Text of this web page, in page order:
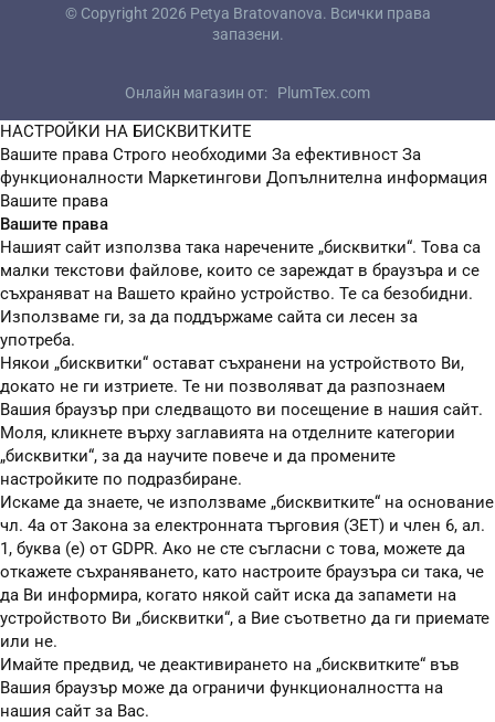
© Copyright 2026 Petya Bratovanova. Всички права
запазени.
Онлайн магазин от: PlumTex.com
НАСТРОЙКИ НА БИСКВИТКИТЕ
Вашите права Строго необходими За ефективност За
функционалности Маркетингови Допълнителна информация
Вашите права
Вашите права
Нашият сайт използва така наречените „бисквитки“. Това са
малки текстови файлове, които се зареждат в браузъра и се
съхраняват на Вашето крайно устройство. Те са безобидни.
Използваме ги, за да поддържаме сайта си лесен за
употреба.
Някои „бисквитки“ остават съхранени на устройството Ви,
докато не ги изтриете. Те ни позволяват да разпознаем
Вашия браузър при следващото ви посещение в нашия сайт.
Моля, кликнете върху заглавията на отделните категории
„бисквитки“, за да научите повече и да промените
настройките по подразбиране.
Искаме да знаете, че използваме „бисквитките“ на основание
чл. 4а от Закона за електронната търговия (ЗЕТ) и член 6, ал.
1, буква (е) от GDPR. Ако не сте съгласни с това, можете да
откажете съхраняването, като настроите браузъра си така, че
да Ви информира, когато някой сайт иска да запамети на
устройството Ви „бисквитки“, а Вие съответно да ги приемате
или не.
Имайте предвид, че деактивирането на „бисквитките“ във
Вашия браузър може да ограничи функционалността на
нашия сайт за Вас.